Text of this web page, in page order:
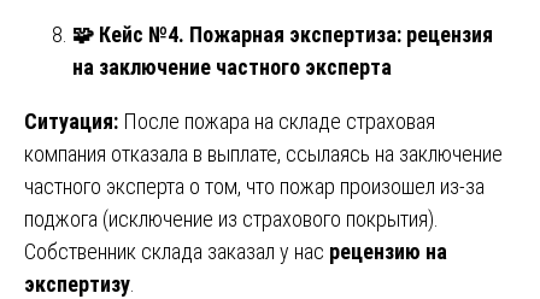
🧩 Кейс №4. Пожарная экспертиза: рецензия
на заключение частного эксперта
Ситуация: После пожара на складе страховая
компания отказала в выплате, ссылаясь на заключение
частного эксперта о том, что пожар произошел из-за
поджога (исключение из страхового покрытия).
Собственник склада заказал у нас рецензию на
экспертизу.